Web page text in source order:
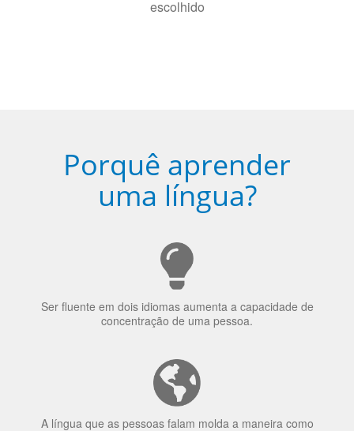
Torne-se fluente no idioma
Porquê aprender
uma língua?
Ser fluente em dois idiomas aumenta a capacidade de